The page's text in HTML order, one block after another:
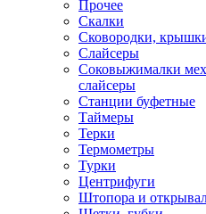
Прочее
Скалки
Сковородки,
Слайсеры
Соковыжималки
слайсеры
Станции буфетные
Таймеры
Терки
Термометры
Турки
Центрифуги
Штопора и